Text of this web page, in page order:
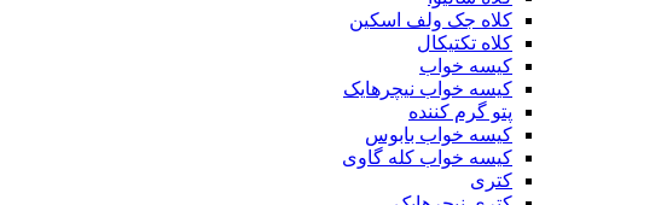
کلاه جک‌ ولف‌ اسکین
کلاه تکتیکال
کیسه خواب
کیسه خواب نیچرهایک
پتو گرم کننده
کیسه خواب بابوس
کیسه خواب کله گاوی
کتری